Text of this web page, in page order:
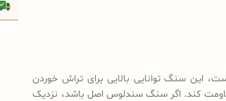
این سنگ توانایی بالایی برای تراش خوردن
مقاومت کند. اگر سنگ سندلوس اصل باشد، نزدیک